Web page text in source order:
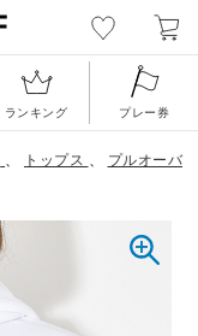
ランキング プレー券
、 トップス 、
プルオーバ